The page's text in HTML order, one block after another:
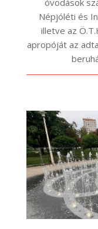
Népjóléti és
illetve az
apropóját az